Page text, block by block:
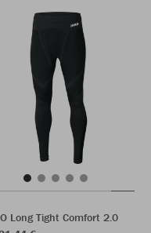
Long Tight Comfort 2.0